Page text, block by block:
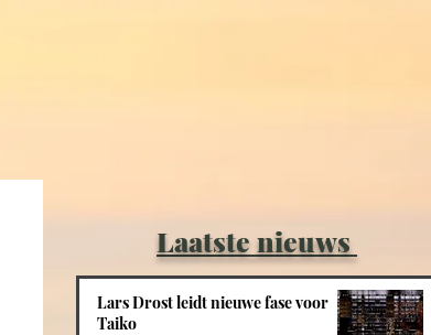
Laatste nieuws
Lars Drost leidt nieuwe fase voor
Taiko